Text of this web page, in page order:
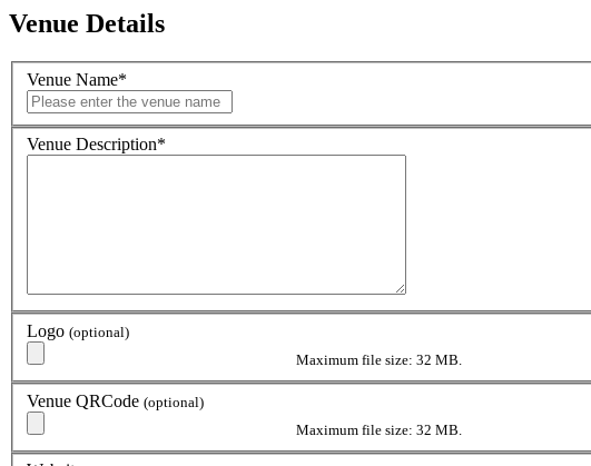
Venue Details
Venue Name*
Venue Description*
Logo (optional)
Maximum file size: 32 MB.
Venue QRCode (optional)
Maximum file size: 32 MB.